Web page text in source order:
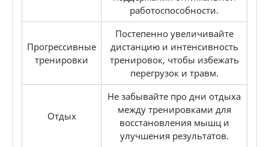
работоспособности.
Прогрессивные
тренировки
Постепенно увеличивайте
дистанцию и интенсивность
тренировок, чтобы избежать
перегрузок и травм.
Отдых
Не забывайте про дни отдыха
между тренировками для
восстановления мышц и
улучшения результатов.